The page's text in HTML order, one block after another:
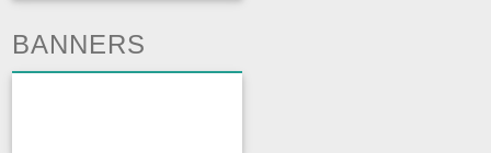
BANNERS